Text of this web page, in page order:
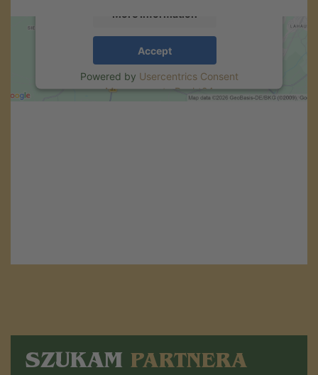
SZUKAM PARTNERA
Accept
Powered by Usercentrics Consent
Management.eRecht24